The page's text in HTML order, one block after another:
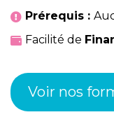
Prérequis :
Facilité de
Voir nos